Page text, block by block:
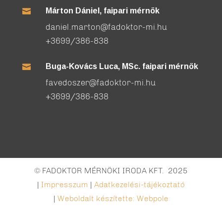
 Márton Dániel, faipari mérnök
daniel.marton@fadoktor-mi.hu
+3699/386-838
 Buga-Kovács Luca, MSc. faipari mérnök
favedoszer@fadoktor-mi.hu
+3699/386-838
© FADOKTOR MÉRNÖKI IRODA KFT. 2025
| Impresszum | Adatkezelési-tájékoztató
| Weboldalt készítette: Webpole